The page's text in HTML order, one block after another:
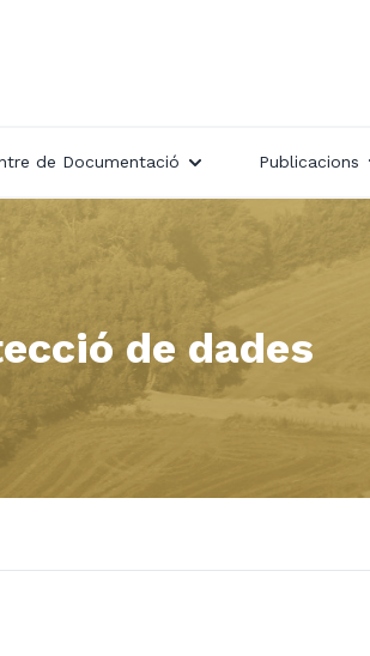
de Documentació Publicacions
de dades